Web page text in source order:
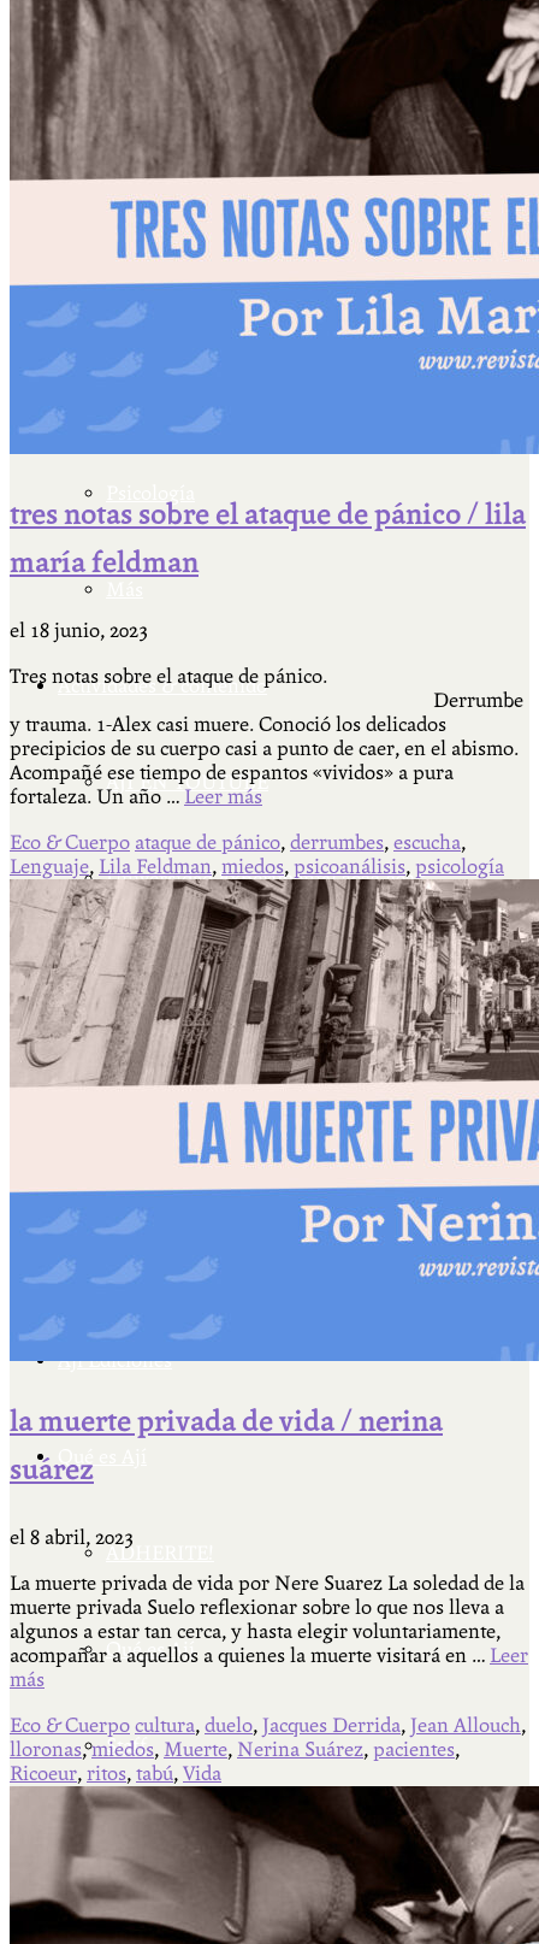
Escriben & participan
Actualidad y sociedad
Educación
Literatura
Actividades & contenido
AJÍ EN YOUTUBE
Universidad Experimental 2022-2025
Feria del Libro Venado Tuerto 2022-2025
Facultad Libre Venado Tuerto 1990-1994
Cátedra Bailable 2018
Más
Ají Ediciones
ADHERITE!
Qué es Ají
Staff
tres notas sobre el ataque de pánico / lila
maría feldman
el 18 junio, 2023
Tres notas sobre el ataque de pánico.
Derrumbe
y trauma. 1-Alex casi muere. Conoció los delicados
precipicios de su cuerpo casi a punto de caer, en el abismo.
Acompañé ese tiempo de espantos «vividos» a pura
fortaleza. Un año … Leer más
Eco & Cuerpo ataque de pánico, derrumbes, escucha,
Lenguaje, Lila Feldman, miedos, psicoanálisis, psicología
la muerte privada de vida / nerina
suárez
el 8 abril, 2023
La muerte privada de vida por Nere Suarez La soledad de la
muerte privada Suelo reflexionar sobre lo que nos lleva a
algunos a estar tan cerca, y hasta elegir voluntariamente,
acompañar a aquellos a quienes la muerte visitará en … Leer
más
Eco & Cuerpo cultura, duelo, Jacques Derrida, Jean Allouch,
lloronas,miedos, Muerte, Nerina Suárez, pacientes,
Ricoeur, ritos, tabú, Vida